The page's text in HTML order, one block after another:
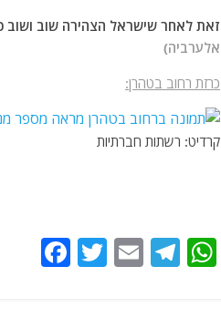
זאת לאחר שישראל הצהירה שוב ושוב
אלערביה)
כרזת רחוב בטהרן:
קרדיט: רשתות חברתיות
W
T
E
T